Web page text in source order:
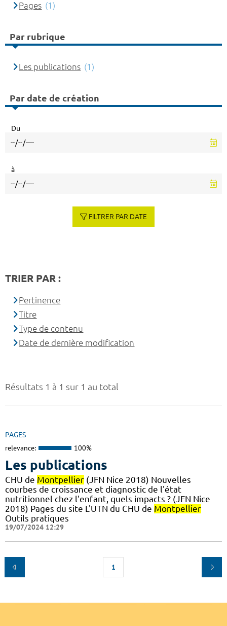
Résultats 1 à 1 sur 1 au total
PAGES
relevance: 100%
Les publications
CHU de Montpellier (JFN Nice 2018) Nouvelles
courbes de croissance et diagnostic de l'état
nutritionnel chez l'enfant, quels impacts ? (JFN Nice
2018) Pages du site L'UTN du CHU de Montpellier
Outils pratiques
19/07/2024 12:29
1
Pages (1)
Par rubrique
Les publications (1)
Par date de création
Du
à
FILTRER PAR DATE
TRIER PAR :
Pertinence
Titre
Type de contenu
Date de dernière modification